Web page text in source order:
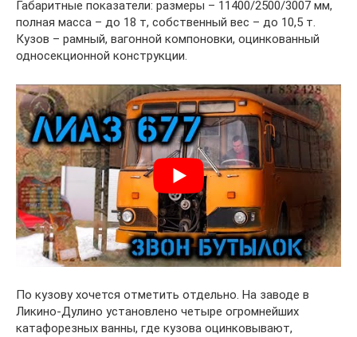
Габаритные показатели: размеры – 11400/2500/3007 мм,
полная масса – до 18 т, собственный вес – до 10,5 т.
Кузов – рамный, вагонной компоновки, оцинкованный
односекционной конструкции.
По кузову хочется отметить отдельно. На заводе в
Ликино-Дулино установлено четыре огромнейших
катафорезных ванны, где кузова оцинковывают,